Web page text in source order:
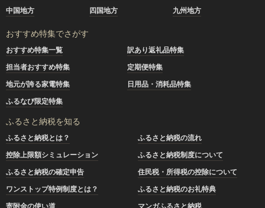
中国地方
四国地方 九州地方
おすすめ特集でさがす
おすすめ特集一覧
訳あり返礼品特集
担当者おすすめ特集
定期便特集
地元が誇る家電特集
日用品・消耗品特集
ふるなび限定特集
ふるさと納税を知る
ふるさと納税とは？
ふるさと納税の流れ
控除上限額シミュレーション
ふるさと納税制度について
ふるさと納税の確定申告
住民税・所得税の控除について
ワンストップ特例制度とは？
ふるさと納税のお礼特典
寄附金の使い道
マンガふるさと納税